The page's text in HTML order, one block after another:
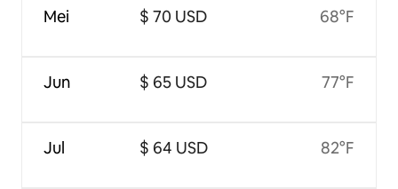
Mei
Jun
Jul
$ 70 USD
$ 65 USD
$ 64 USD
68°F
77°F
82°F